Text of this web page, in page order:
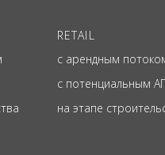
RETAIL
с арендным
с потенциальным
на этапе